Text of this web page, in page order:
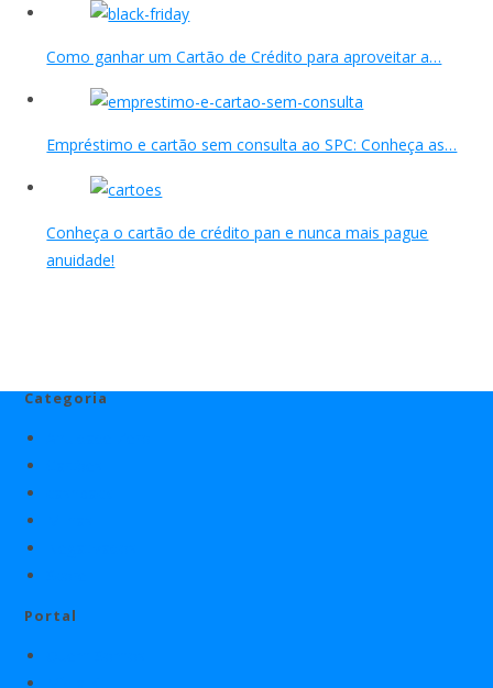
Como ganhar um Cartão de Crédito para aproveitar a…
Empréstimo e cartão sem consulta ao SPC: Conheça as…
Conheça o cartão de crédito pan e nunca mais pague
anuidade!
Categoria
Portal